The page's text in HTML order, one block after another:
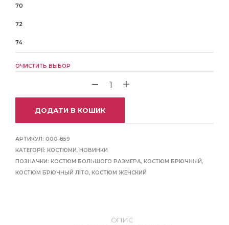
70
72
74
ОЧИСТИТЬ ВЫБОР
ДОДАТИ В КОШИК
АРТИКУЛ: 000-859
КАТЕГОРІЇ: КОСТЮМИ, НОВИНКИ
ПОЗНАЧКИ: КОСТЮМ БОЛЬШОГО РАЗМЕРА, КОСТЮМ БРЮЧНЫЙ,
КОСТЮМ БРЮЧНЫЙ ЛІТО, КОСТЮМ ЖЕНСКИЙ
ОПИС